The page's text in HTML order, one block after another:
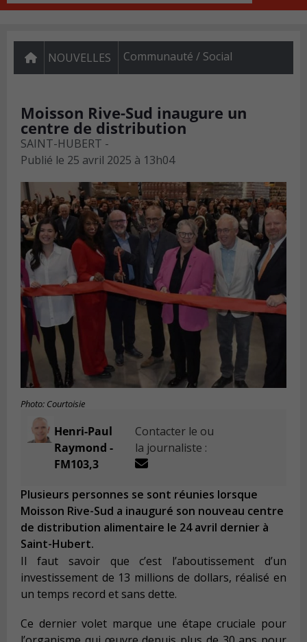
NOUVELLES Communauté / Social
Moisson Rive-Sud inaugure un
centre de distribution
SAINT-HUBERT -
Publié le 25 avril 2025 à 13h04
Photo: Courtoisie
Henri-Paul
Raymond -
FM103,3
Contacter le ou
la journaliste :
Plusieurs personnes se sont réunies lorsque
Moisson Rive-Sud a inauguré son nouveau centre
de distribution alimentaire le 24 avril dernier à
Saint-Hubert.
Il faut savoir que c’est l’aboutissement d’un
investissement de 13 millions de dollars, réalisé en
un temps record et sans dette.
Ce dernier volet marque une étape cruciale pour